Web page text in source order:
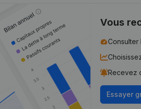
Vous
Recevez
Essayer